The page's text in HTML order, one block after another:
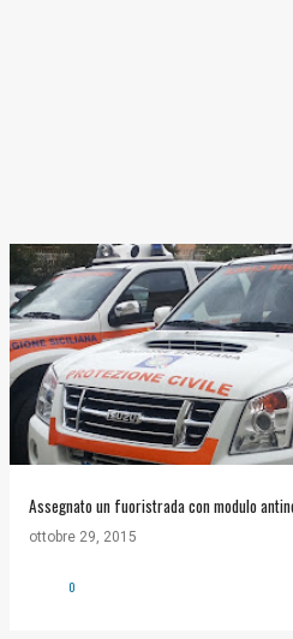
Assegnato un fuoristrada con modulo
ottobre 29, 2015
0